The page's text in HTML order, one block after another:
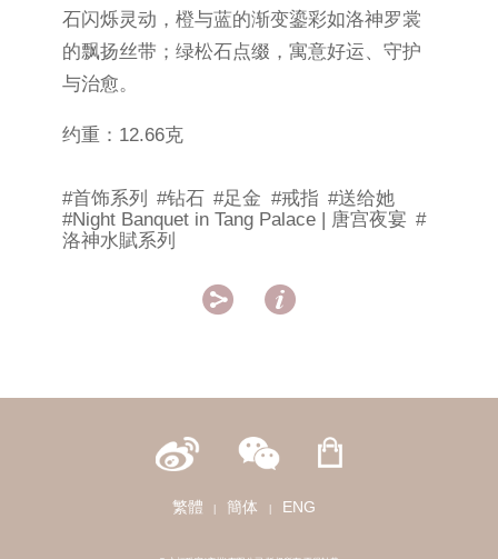
石闪烁灵动，橙与蓝的渐变鎏彩如洛神罗裳
的飘扬丝带；绿松石点缀，寓意好运、守护
与治愈。
约重：12.66克
#首饰系列 #钻石 #足金 #戒指 #送给她
#Night Banquet in Tang Palace | 唐宫夜宴 #
洛神水賦系列
 
繁體 簡体 ENG